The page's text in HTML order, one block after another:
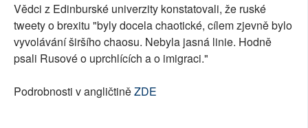
Vědci z Edinburské univerzity konstatovali, že ruské
tweety o brexitu "byly docela chaotické, cílem zjevně bylo
vyvolávání širšího chaosu. Nebyla jasná linie. Hodně
psali Rusové o uprchlících a o imigraci."
Podrobnosti v angličtiněZDE